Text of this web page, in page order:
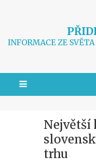
INFORMACE ZE
Největší
trhu